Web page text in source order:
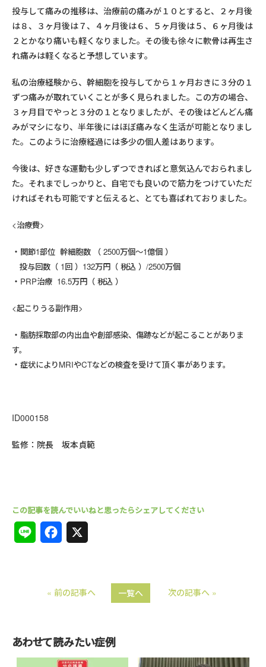
投与して痛みの推移は、治療前の痛みが１０とすると、２ヶ月後
は８、３ヶ月後は７、４ヶ月後は６、５ヶ月後は５、６ヶ月後は
２とかなり痛いも軽くなりました。その後も徐々に軟骨は再生さ
れ痛みは軽くなると予想しています。
私の治療経験から、幹細胞を投与してから１ヶ月おきに３分の１
ずつ痛みが取れていくことが多く見られました。この方の場合、
３ヶ月目でやっと３分の１となりましたが、その後はどんどん痛
みがマシになり、半年後にはほぼ痛みなく生活が可能となりまし
た。このように治療経過には多少の個人差はあります。
今後は、好きな運動も少しずつできればと意気込んでおられまし
た。それまでしっかりと、自宅でも良いので筋力をつけていただ
ければそれも可能ですと伝えると、とても喜ばれておりました。
<治療費>
関節1部位 幹細胞数 （ 2500万個～1億個 ）
投与回数（ 1回 ）132万円（ 税込 ）/2500万個
PRP治療 16.5万円（ 税込 ）
<起こりうる副作用>
脂肪採取部の内出血や創部感染、傷跡などが起こることがありま
す。
症状によりMRIやCTなどの検査を受けて頂く事があります。
ID000158
監修：院長 坂本貞範
e
o
o
« 前の記事へ 一覧へ 次の記事へ »
あわせて読みたい症例